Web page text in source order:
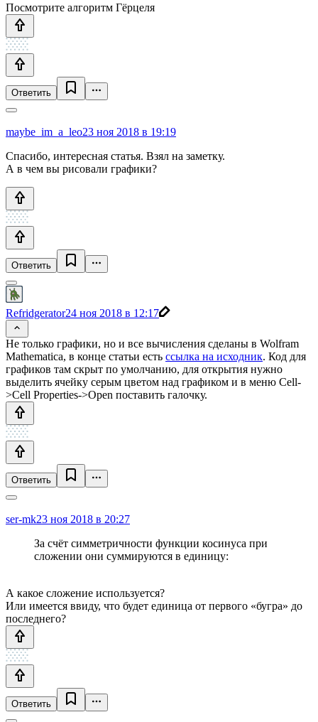
Посмотрите алгоритм Гёрцеля
Ответить
maybe_im_a_leo23 ноя 2018 в 19:19
Спасибо, интересная статья. Взял на заметку.
А в чем вы рисовали графики?
Ответить
Refridgerator24 ноя 2018 в 12:17
Не только графики, но и все вычисления сделаны в Wolfram
Mathematica, в конце статьи есть ссылка на исходник. Код для
графиков там скрыт по умолчанию, для открытия нужно
выделить ячейку серым цветом над графиком и в меню Cell-
>Cell Properties->Open поставить галочку.
Ответить
ser-mk23 ноя 2018 в 20:27
За счёт симметричности функции косинуса при
сложении они суммируются в единицу:
А какое сложение используется?
Или имеется ввиду, что будет единица от первого «бугра» до
последнего?
Ответить